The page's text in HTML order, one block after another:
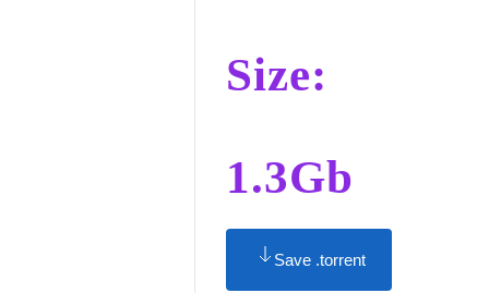
Size:
1.3Gb
Save .torrent